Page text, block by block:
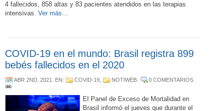
4 fallecidos, 858 altas y 83 pacientes atendidos en las terapias
intensivas. Ver más…
COVID-19 en el mundo: Brasil registra 899
bebés fallecidos en el 2020
ABR 2ND, 2021 . EN: COVID-19 NOTIWEB 0 COMENTARIOS
El Panel de Exceso de Mortalidad en
Brasil informó el jueves que durante el